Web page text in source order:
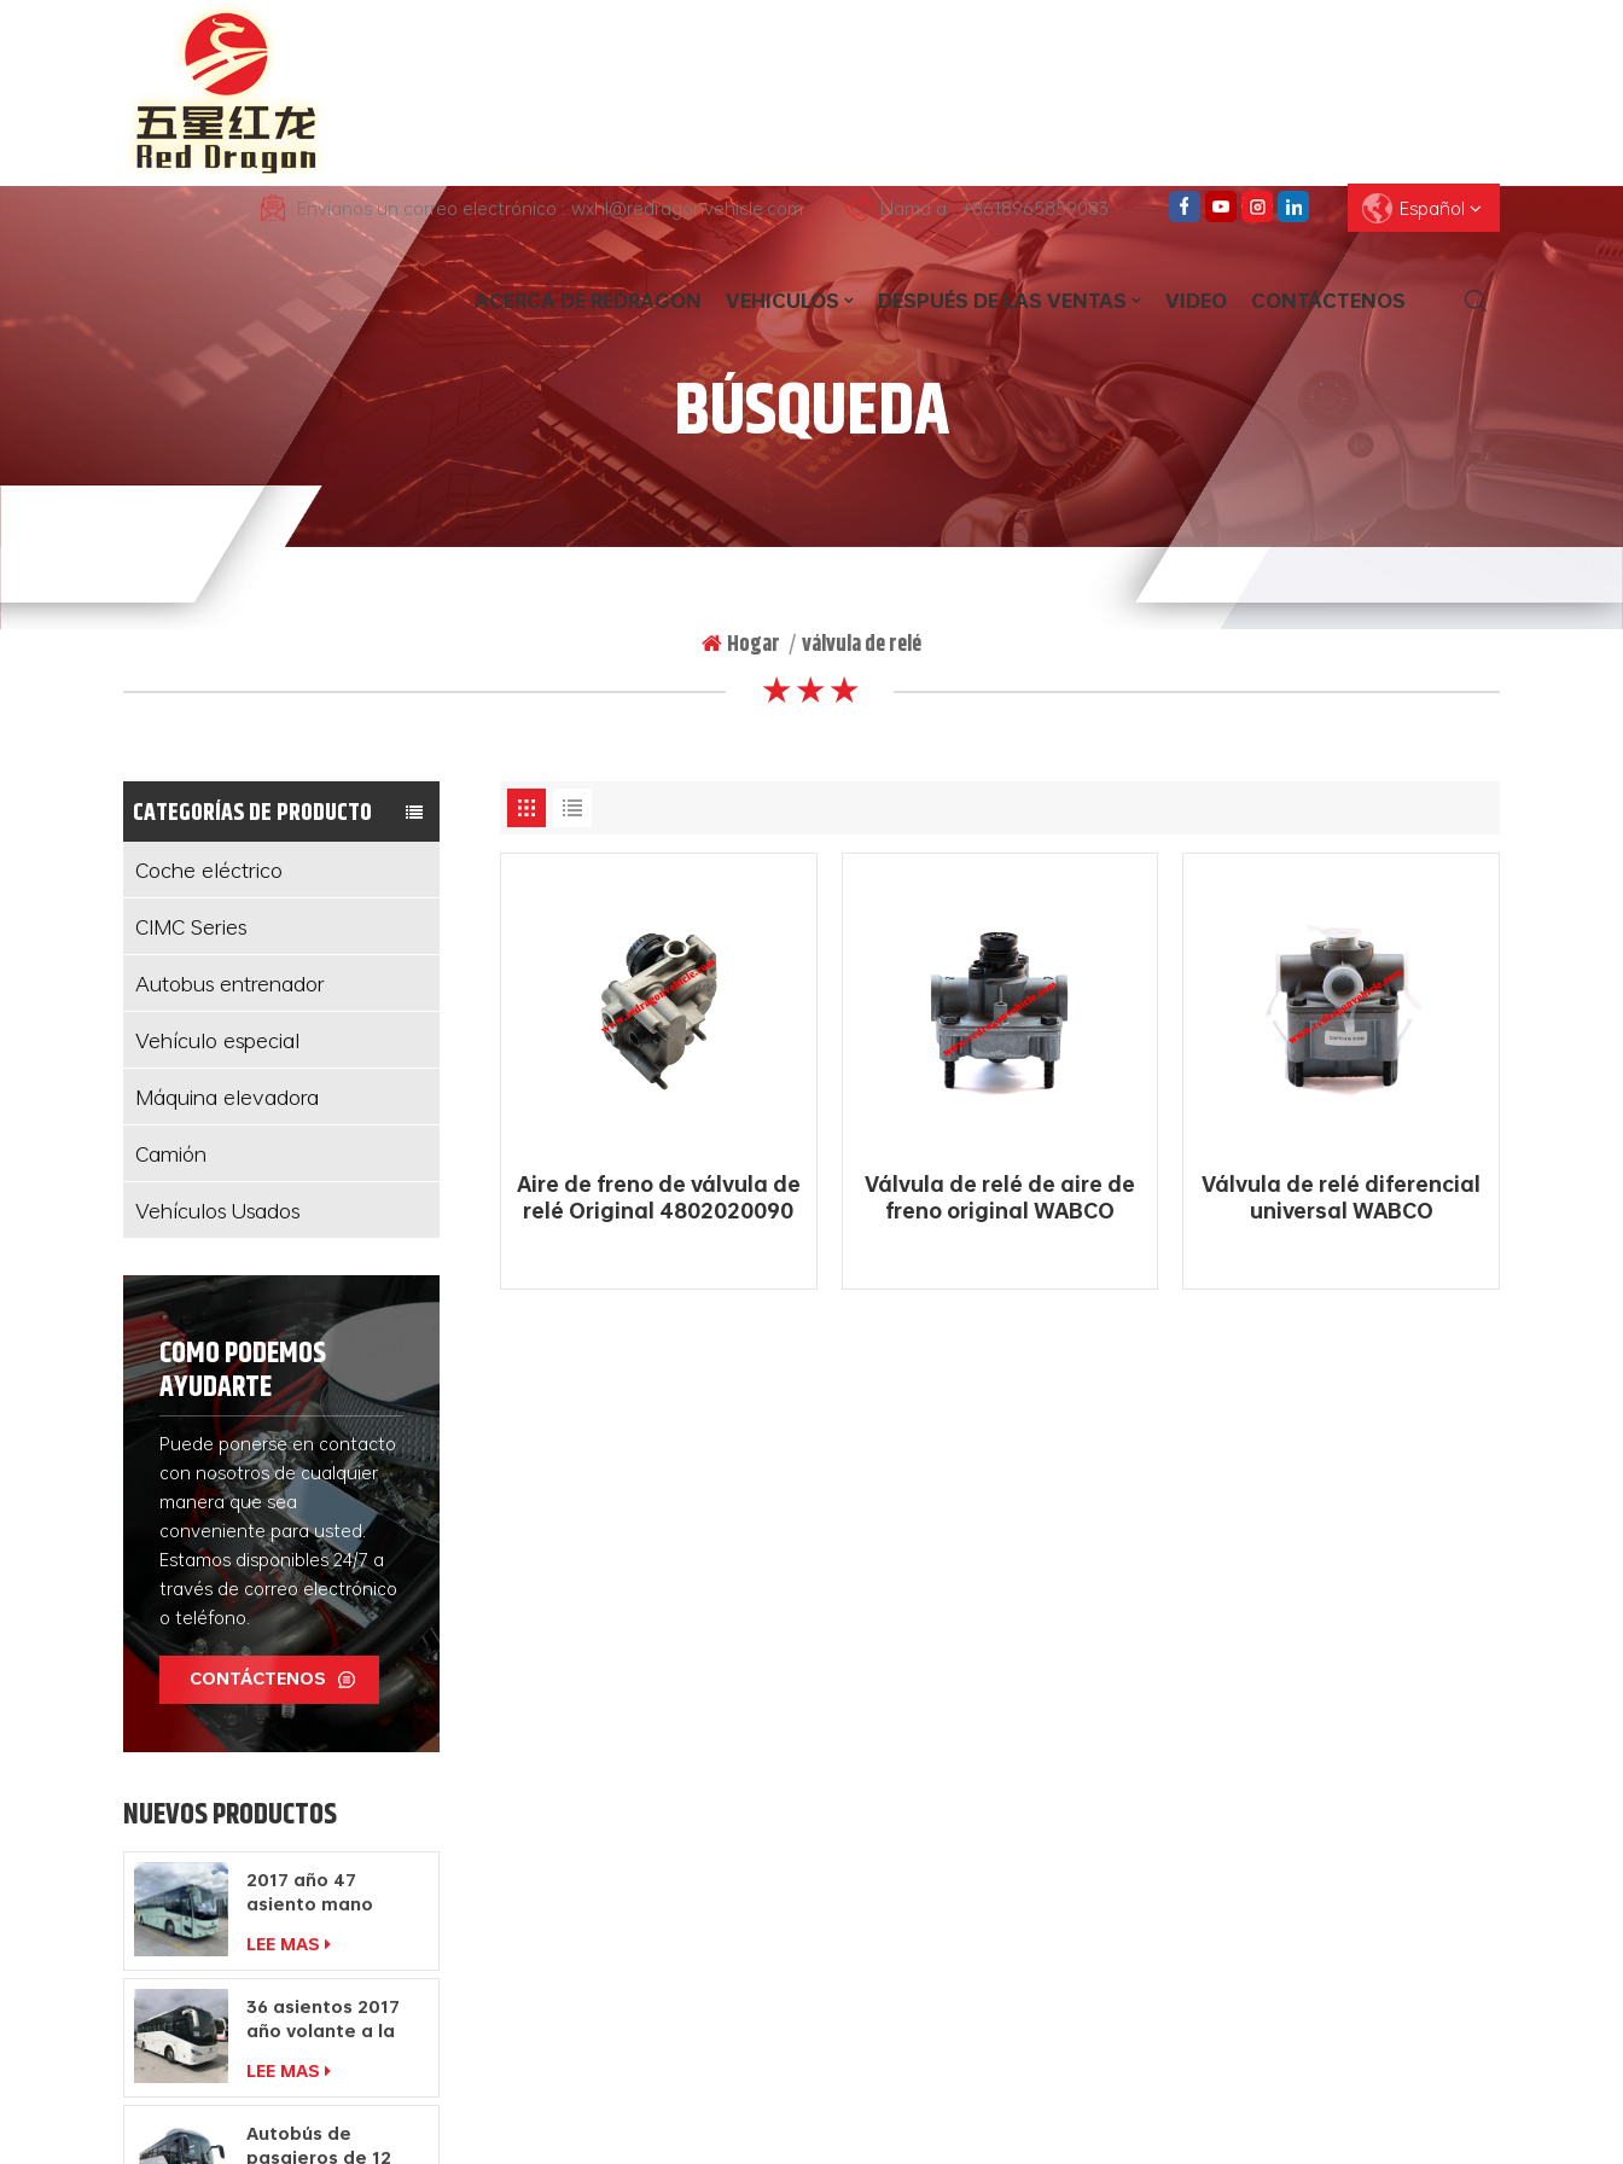
Envíanos un correo electrónico : wxhl@redragonvehicle.com Llama a : +8618965859083 Español
English
Français
Deutsch
Pусский
Español
العربية
ACERCA DE REDRAGON VEHICULOS DESPUÉS DE LAS VENTAS VIDEO CONTÁCTENOS
BÚSQUEDA
Hogar | válvula de relé
★ ★ ★
CATEGORÍAS DE PRODUCTO
Coche eléctrico
CIMC Series
Autobus entrenador
Vehículo especial
Máquina elevadora
Camión
Vehículos Usados
COMO PODEMOS
AYUDARTE
Puede ponerse en contacto
con nosotros de cualquier
manera que sea
conveniente para usted.
Estamos disponibles 24/7 a
través de correo electrónico
o teléfono.
CONTÁCTENOS
NUEVOS PRODUCTOS
2017 año 47
asiento mano
fabricantes diesel
motor autobús
LEE MAS
36 asientos 2017
año volante a la
fabricantes de
autocares de
pasajeros
LEE MAS
Autobús de
pasajeros de 12
Aire de freno de válvula de
relé Original 4802020090
Válvula de relé de aire de
freno original WABCO
Válvula de relé diferencial
universal WABCO